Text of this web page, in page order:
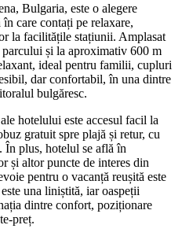
Bulgaria, este o alegere
care contați pe relaxare,
la facilitățile stațiunii. Amplasat
și la aproximativ 600 m
ideal pentru familii, cupluri
dar confortabil, în una dintre
bulgăresc.
hotelului este accesul facil la
gratuit spre plajă și retur, cu
În plus, hotelul se află în
și altor puncte de interes din
pentru o vacanță reușită este
una liniștită, iar oaspeții
dintre confort, poziționare
preț.